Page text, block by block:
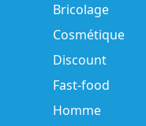
Bricolage
Cosmétique
Discount
Fast-food
Homme